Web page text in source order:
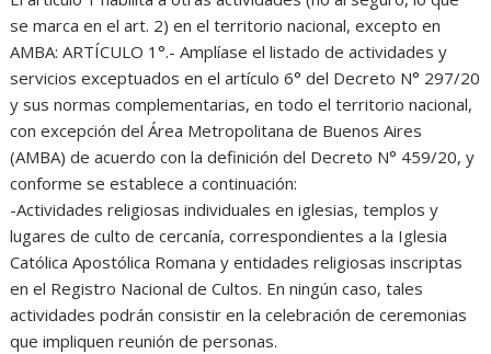
se marca en el art. 2) en el territorio nacional, excepto en
AMBA: ARTÍCULO 1°.- Amplíase el listado de actividades y
servicios exceptuados en el artículo 6° del Decreto N° 297/20
y sus normas complementarias, en todo el territorio nacional,
con excepción del Área Metropolitana de Buenos Aires
(AMBA) de acuerdo con la definición del Decreto N° 459/20, y
conforme se establece a continuación:
-Actividades religiosas individuales en iglesias, templos y
lugares de culto de cercanía, correspondientes a la Iglesia
Católica Apostólica Romana y entidades religiosas inscriptas
en el Registro Nacional de Cultos. En ningún caso, tales
actividades podrán consistir en la celebración de ceremonias
que impliquen reunión de personas.